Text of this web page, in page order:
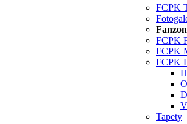
FCPK
FCPK
FCPK
FCPK
Tapety